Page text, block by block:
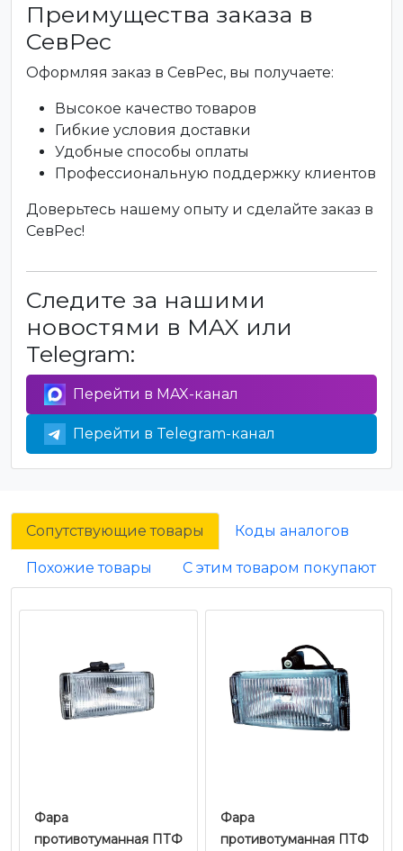
Преимущества заказа в
СевРес
Оформляя заказ в СевРес, вы получаете:
Высокое качество товаров
Гибкие условия доставки
Удобные способы оплаты
Профессиональную поддержку клиентов
Доверьтесь нашему опыту и сделайте заказ в
СевРес!
Следите за нашими
новостями в MAX или
Telegram:
Перейти в MAX-канал
Перейти в Telegram-канал
Сопутствующие товары Коды аналогов
Похожие товары С этим товаром покупают
Фара
противотуманная ПТФ
Фара
противотуманная ПТФ